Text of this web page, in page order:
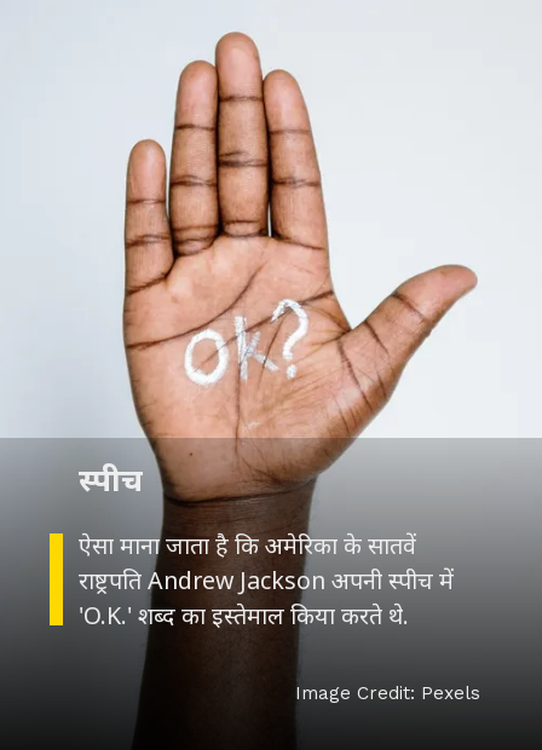
ऐसा माना जाता है कि अमेरिका के सातवें
राष्ट्रपति Andrew Jackson अपनी स्पीच में
'O.K.' शब्द का इस्तेमाल किया करते थे.
स्पीच
Image Credit: Pexels